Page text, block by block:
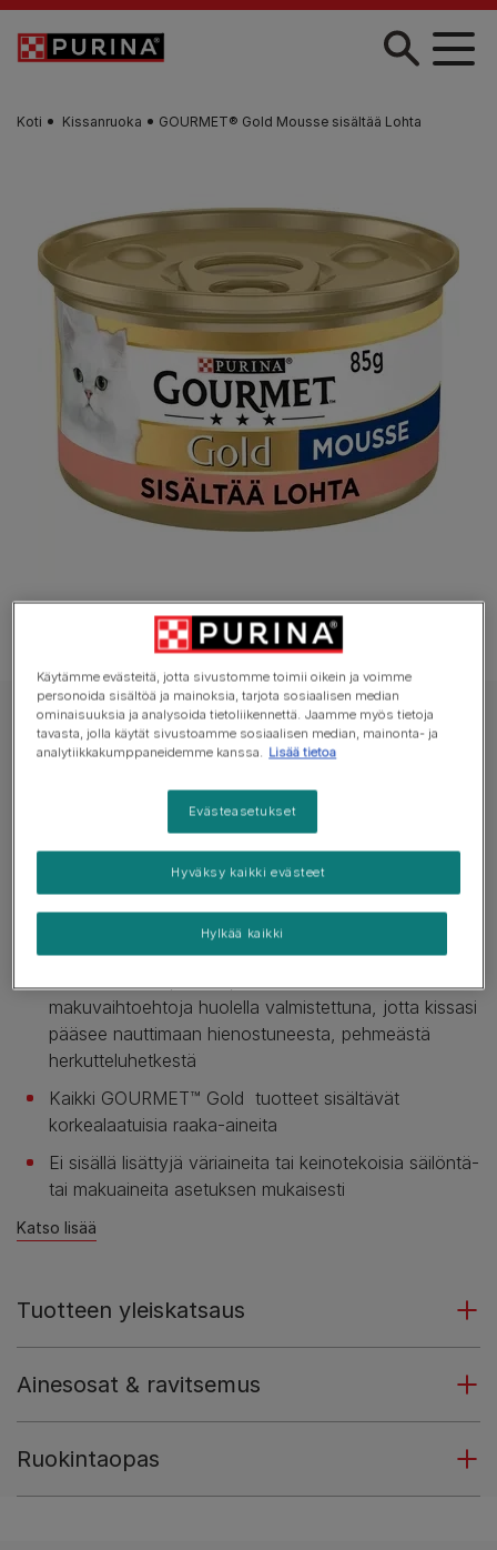
Skip to main content
Koti Kissanruoka GOURMET® Gold Mousse sisältää Lohta
GOURMET Märkäruoka Kissa
GOURMET® Gold Mousse sisältää Lohta
Ei vielä ääniä
Saatavilla pakkauksissa: 85g
Aikuisen kissan täysravinto
GOURMET™ Gold -mousse: pehmeä mousse, joka
makuvaihtoehtoja huolella valmistettuna, jotta kissasi
pääsee nauttimaan hienostuneesta, pehmeästä
herkutteluhetkestä
Kaikki GOURMET™ Gold tuotteet sisältävät
korkealaatuisia raaka-aineita
Ei sisällä lisättyjä väriaineita tai keinotekoisia säilöntä-
tai makuaineita asetuksen mukaisesti
Katso lisää
Tuotteen yleiskatsaus
Ainesosat & ravitsemus
Ruokintaopas
Käytämme evästeitä, jotta sivustomme toimii oikein ja voimme
personoida sisältöä ja mainoksia, tarjota sosiaalisen median
ominaisuuksia ja analysoida tietoliikennettä. Jaamme myös tietoja
tavasta, jolla käytät sivustoamme sosiaalisen median, mainonta- ja
analytiikkakumppaneidemme kanssa. Lisää tietoa
Evästeasetukset
Hylkää kaikki
Hyväksy kaikki evästeet